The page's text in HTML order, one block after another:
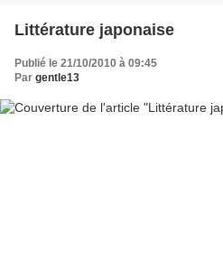
Littérature japonaise
Publié le 21/10/2010 à 09:45
Par gentle13